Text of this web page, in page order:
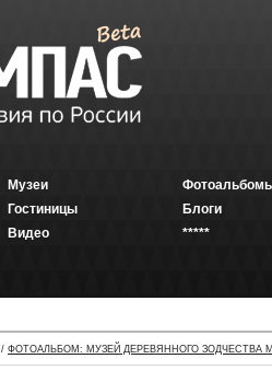
Музеи
Гостиницы
Видео
Блоги
*****
/ ФОТОАЛЬБОМ: МУЗЕЙ ДЕРЕВЯННОГО ЗОДЧЕСТВА